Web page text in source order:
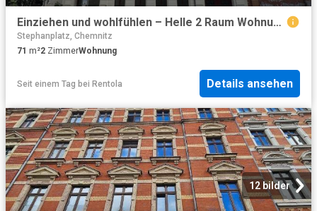
Einziehen und wohlfühlen – Helle 2 Raum Wohnung mit großer Küche
Stephanplatz, Chemnitz
71 m²2 ZimmerWohnung
Seit einem Tag bei Rentola Details ansehen
12 bilder